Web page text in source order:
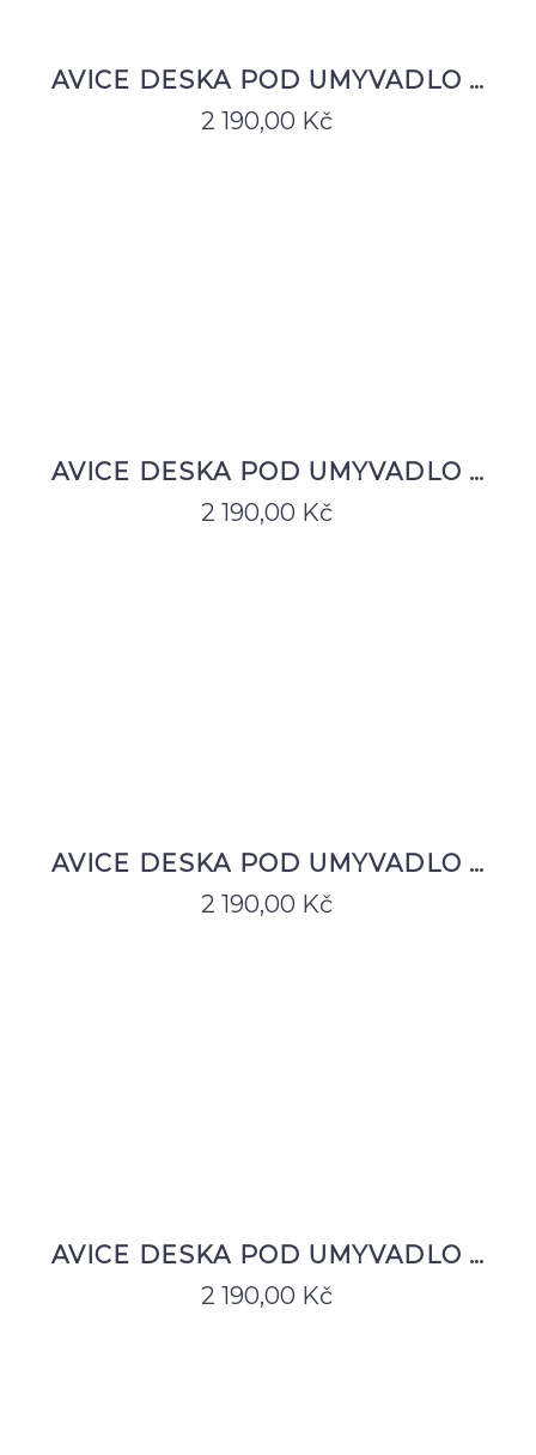
AVICE DESKA POD UMYVADLO …
2 190,00 Kč
AVICE DESKA POD UMYVADLO …
2 190,00 Kč
AVICE DESKA POD UMYVADLO …
2 190,00 Kč
AVICE DESKA POD UMYVADLO …
2 190,00 Kč